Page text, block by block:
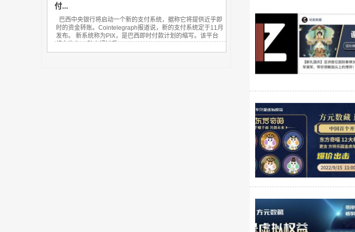
付...
巴西中央银行将启动一个新的支付系统，据称它将提供近乎即
时的资金转账。Cointelegraph报道说，新的支付系统定于11月
发布。 新系统称为PIX，是巴西即时付款计划的缩写。该平台
将允许在10秒内通过手...